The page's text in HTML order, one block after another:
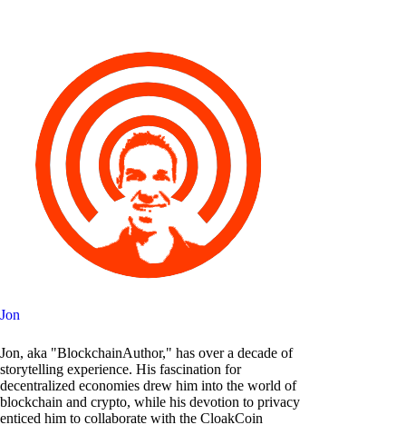
Jon
Jon, aka "BlockchainAuthor," has over a decade of
storytelling experience. His fascination for
decentralized economies drew him into the world of
blockchain and crypto, while his devotion to privacy
enticed him to collaborate with the CloakCoin